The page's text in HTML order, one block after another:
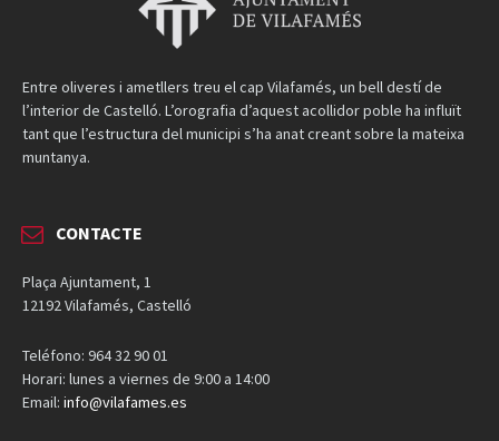
Entre oliveres i ametllers treu el cap Vilafamés, un bell destí de
l’interior de Castelló. L’orografia d’aquest acollidor poble ha influït
tant que l’estructura del municipi s’ha anat creant sobre la mateixa
muntanya.
CONTACTE
Plaça Ajuntament, 1
12192 Vilafamés, Castelló
Teléfono: 964 32 90 01
Horari: lunes a viernes de 9:00 a 14:00
Email: info@vilafames.es